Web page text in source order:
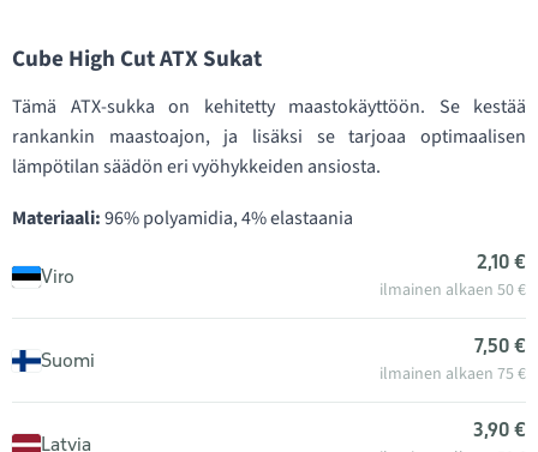
Cube High Cut ATX Sukat
Tämä ATX-sukka on kehitetty maastokäyttöön. Se kestää
rankankin maastoajon, ja lisäksi se tarjoaa optimaalisen
lämpötilan säädön eri vyöhykkeiden ansiosta.
Materiaali:96% polyamidia, 4% elastaania
Viro
2,10 €
ilmainen alkaen 50 €
Suomi
7,50 €
ilmainen alkaen 75 €
Latvia
3,90 €